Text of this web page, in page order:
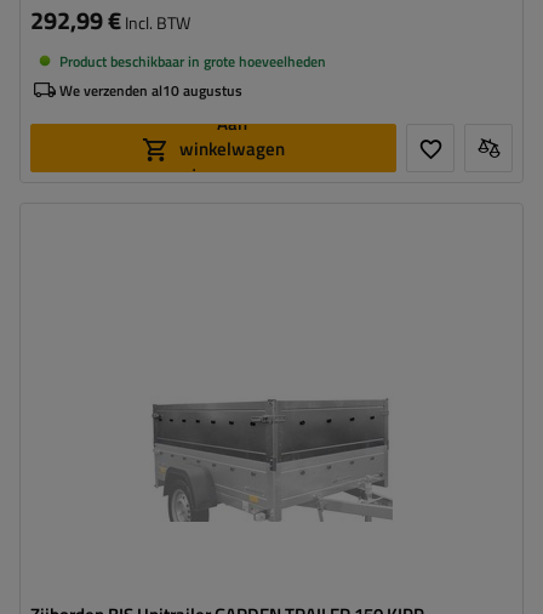
292,99 €Incl. BTW
Product beschikbaar in grote hoeveelheden
We verzenden al10 augustus
Aan
winkelwagen
toevoegen